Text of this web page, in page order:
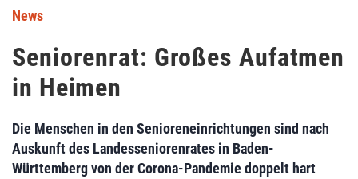
News
Seniorenrat: Großes Aufatmen
in Heimen
Die Menschen in den Senioreneinrichtungen sind nach
Auskunft des Landesseniorenrates in Baden-
Württemberg von der Corona-Pandemie doppelt hart